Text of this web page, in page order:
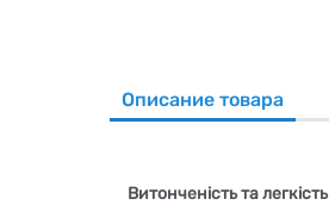
Описание товара
Витонченість та легкість